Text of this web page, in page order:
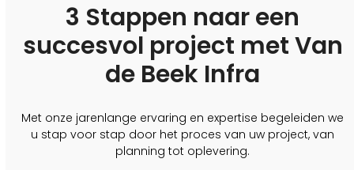
3 Stappen naar een
succesvol project met Van
de Beek Infra
Met onze jarenlange ervaring en expertise begeleiden we
u stap voor stap door het proces van uw project, van
planning tot oplevering.